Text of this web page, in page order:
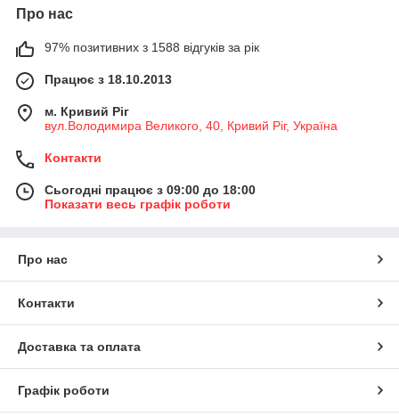
Про нас
97% позитивних з 1588 відгуків за рік
Працює з 18.10.2013
м. Кривий Ріг
вул.Володимира Великого, 40, Кривий Ріг, Україна
Контакти
Сьогодні працює з 09:00 до 18:00
Показати весь графік роботи
Про нас
Контакти
Доставка та оплата
Графік роботи